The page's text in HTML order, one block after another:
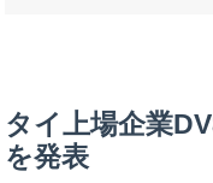
タイ上場企業
を発表